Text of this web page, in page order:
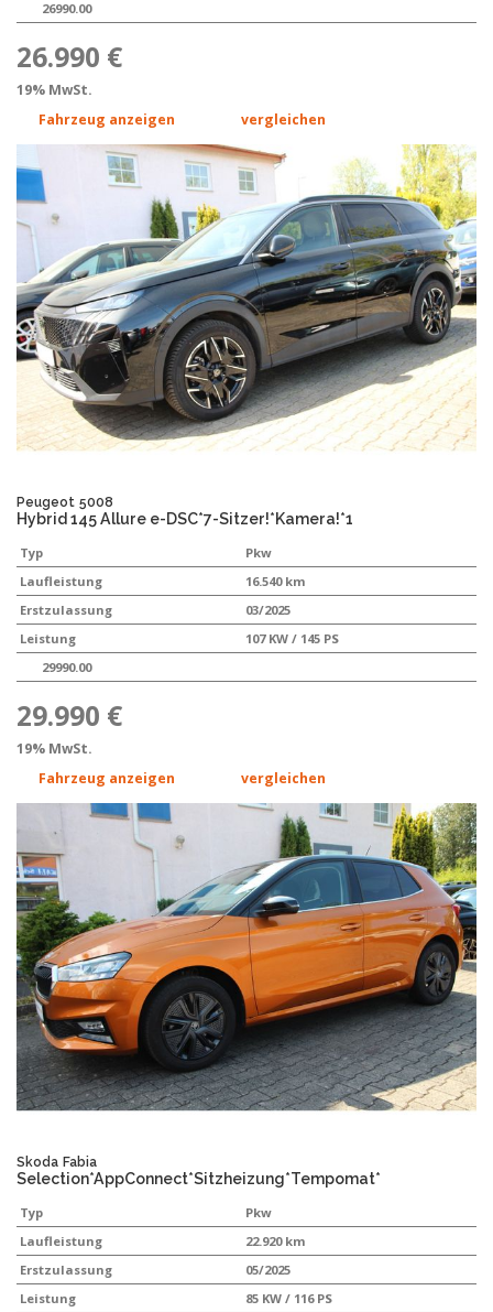
26990.00
26.990 €
19% MwSt.
Fahrzeug anzeigen
vergleichen
Peugeot 5008
Hybrid 145 Allure e-DSC*7-Sitzer!*Kamera!*1
Typ
Pkw
Laufleistung
16.540 km
Erstzulassung
03/2025
Leistung
107 KW / 145 PS
29990.00
29.990 €
19% MwSt.
Fahrzeug anzeigen
vergleichen
Skoda Fabia
Selection*AppConnect*Sitzheizung*Tempomat*
Typ
Pkw
Laufleistung
22.920 km
Erstzulassung
05/2025
Leistung
85 KW / 116 PS